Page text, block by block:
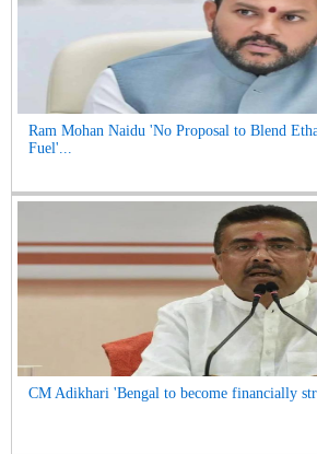
Ram Mohan Naidu 'No Proposal to Blend
Fuel'...
CM Adikhari 'Bengal to become financially